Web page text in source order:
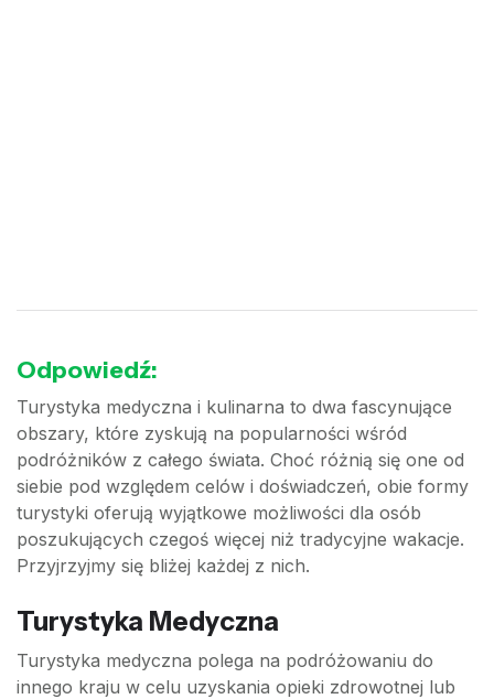
Odpowiedź:
Turystyka medyczna i kulinarna to dwa fascynujące
obszary, które zyskują na popularności wśród
podróżników z całego świata. Choć różnią się one od
siebie pod względem celów i doświadczeń, obie formy
turystyki oferują wyjątkowe możliwości dla osób
poszukujących czegoś więcej niż tradycyjne wakacje.
Przyjrzyjmy się bliżej każdej z nich.
Turystyka Medyczna
Turystyka medyczna polega na podróżowaniu do
innego kraju w celu uzyskania opieki zdrowotnej lub